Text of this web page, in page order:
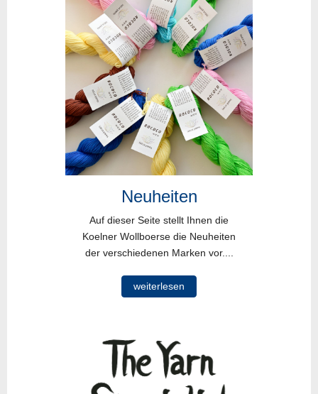
Neuheiten
Auf dieser Seite stellt Ihnen die
Koelner Wollboerse die Neuheiten
der verschiedenen Marken vor....
weiterlesen